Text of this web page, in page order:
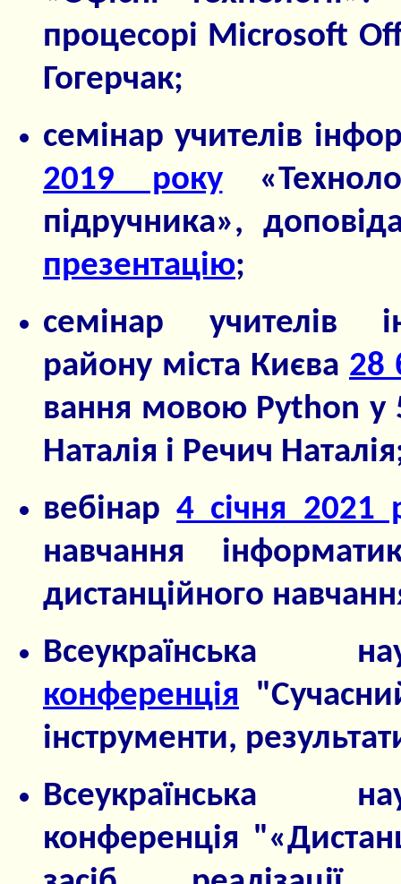
процесорі Microsoft
Гогерчак;
семінар учителів
2019 року
підручника»,
презентацію;
семінар учителів
району міста Києва 28
вання мовою Python у
Наталія і Речич
вебінар4 січня 2021
навчання
дистанційного
Всеукраїнська
конференція
інструменти,
Всеукраїнська
конференція